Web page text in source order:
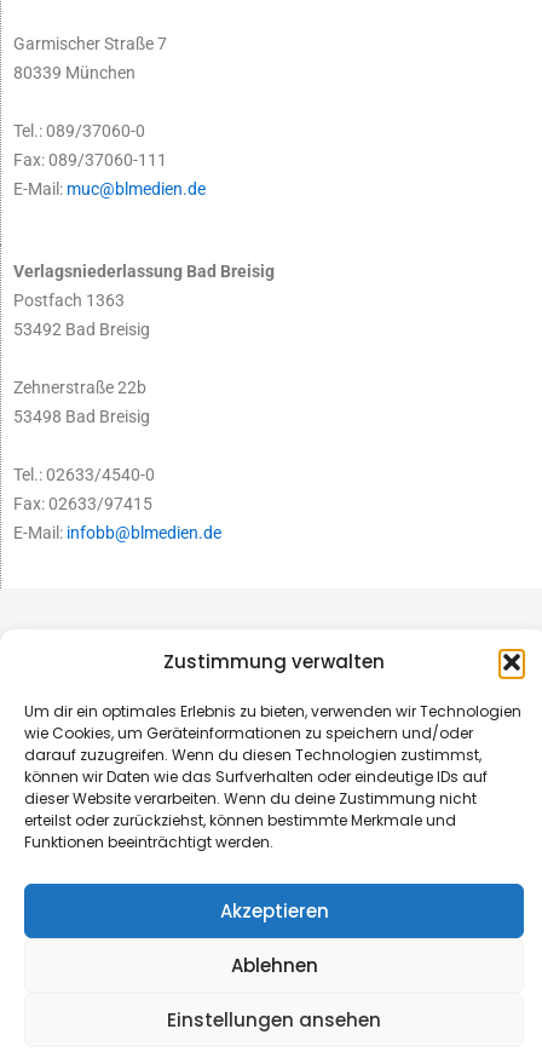
Zustimmung verwalten
Um dir ein optimales Erlebnis zu bieten, verwenden wir Technologien
wie Cookies, um Geräteinformationen zu speichern und/oder
darauf zuzugreifen. Wenn du diesen Technologien zustimmst,
können wir Daten wie das Surfverhalten oder eindeutige IDs auf
dieser Website verarbeiten. Wenn du deine Zustimmung nicht
erteilst oder zurückziehst, können bestimmte Merkmale und
Funktionen beeinträchtigt werden.
Akzeptieren
Ablehnen
Einstellungen ansehen
Garmischer Straße 7
80339 München
Tel.: 089/37060-0
Fax: 089/37060-111
E-Mail: muc@blmedien.de
Verlagsniederlassung Bad Breisig
Postfach 1363
53492 Bad Breisig
Zehnerstraße 22b
53498 Bad Breisig
Tel.: 02633/4540-0
Fax: 02633/97415
E-Mail: infobb@blmedien.de
Made with ♥ by HLT GmbH & Co. KG